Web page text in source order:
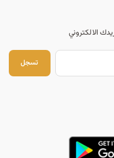
الالكتروني
تسجل